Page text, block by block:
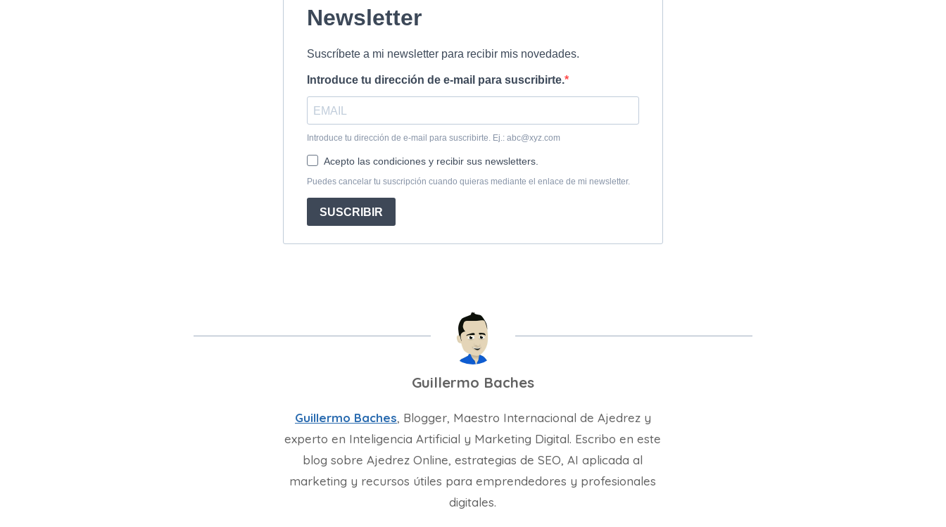
Guillermo Baches
Guillermo Baches, Blogger, Maestro Internacional de Ajedrez y
experto en Inteligencia Artificial y Marketing Digital. Escribo en este
blog sobre Ajedrez Online, estrategias de SEO, AI aplicada al
marketing y recursos útiles para emprendedores y profesionales
digitales.